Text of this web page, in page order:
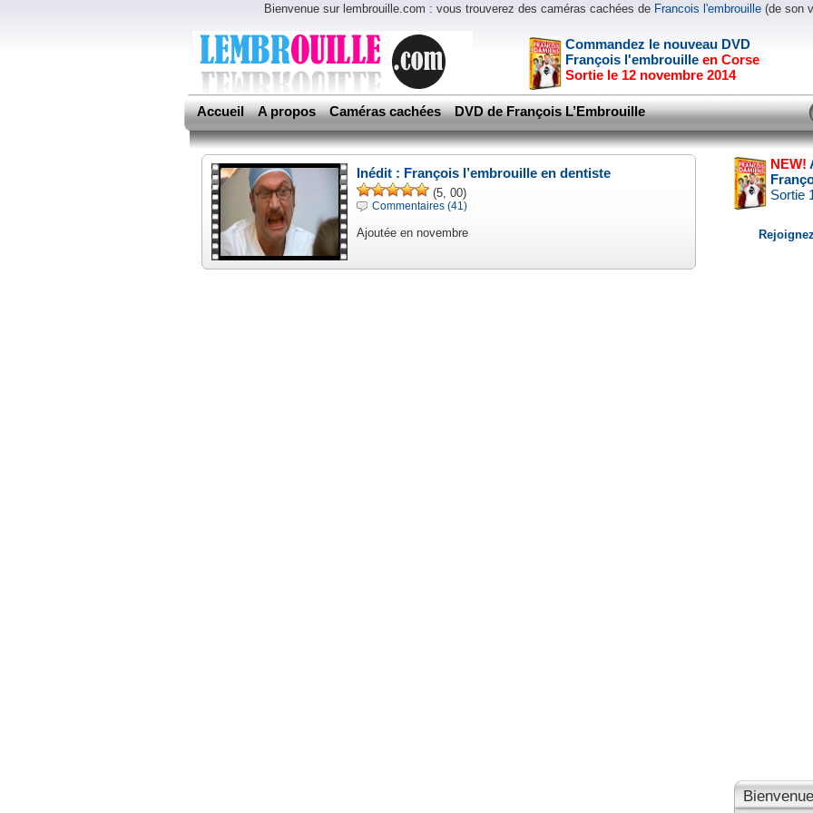
Bienvenue sur lembrouille.com : vous trouverez des caméras cachées de Francois l'embrouille (de son
Commandez le nouveau DVD
François l'embrouille en Corse
Sortie le 12 novembre 2014
Accueil A propos Caméras cachées DVD de François L’Embrouille
Inédit : François l’embrouille en dentiste
(5, 00)
Commentaires (41)
Ajoutée en novembre
NEW!
Sortie